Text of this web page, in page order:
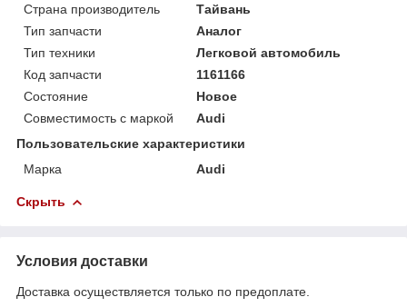
Страна производитель
Тайвань
Тип запчасти
Аналог
Тип техники
Легковой автомобиль
Код запчасти
1161166
Состояние
Новое
Совместимость с маркой
Audi
Пользовательские характеристики
Марка
Audi
Скрыть
Условия доставки
Доставка осуществляется только по предоплате.